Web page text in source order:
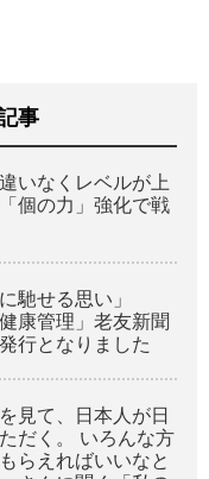
事
いなくレベルが上
個の力」強化で戦
馳せる思い」
康管理」老友新聞
行となりました
見て、日本人が日
だく。 いろんな方
らえればいいなと